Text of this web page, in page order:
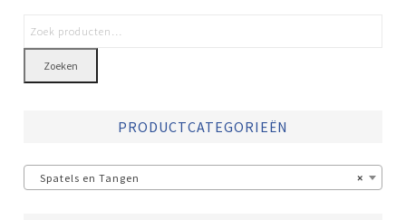
Zoeken
PRODUCTCATEGORIEËN
×
Spatels en Tangen